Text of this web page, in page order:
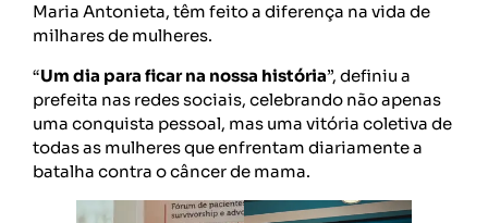
Maria Antonieta, têm feito a diferença na vida de
milhares de mulheres.
“Um dia para ficar na nossa história”, definiu a
prefeita nas redes sociais, celebrando não apenas
uma conquista pessoal, mas uma vitória coletiva de
todas as mulheres que enfrentam diariamente a
batalha contra o câncer de mama.